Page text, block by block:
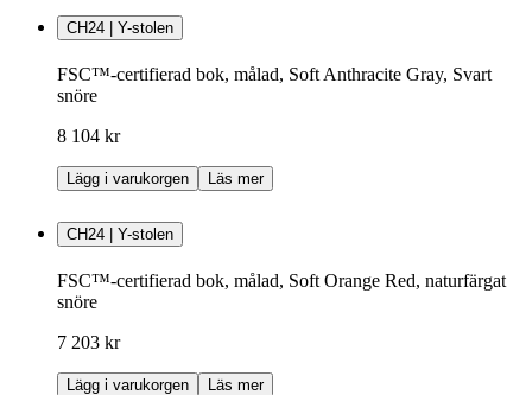
CH24 | Y-stolen
FSC™-certifierad bok, målad, Soft Anthracite Gray, Svart
snöre
8 104 kr
Lägg i varukorgen Läs mer
CH24 | Y-stolen
FSC™-certifierad bok, målad, Soft Orange Red, naturfärgat
snöre
7 203 kr
Lägg i varukorgen Läs mer